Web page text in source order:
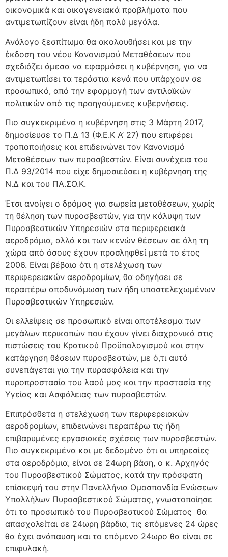
οικονομικά και οικογενειακά προβλήματα που
αντιμετωπίζουν είναι ήδη πολύ μεγάλα.
Ανάλογο ξεσπίτωμα θα ακολουθήσει και με την
έκδοση του νέου Κανονισμού Μεταθέσεων που
σχεδιάζει άμεσα να εφαρμόσει η κυβέρνηση, για να
αντιμετωπίσει τα τεράστια κενά που υπάρχουν σε
προσωπικό, από την εφαρμογή των αντιλαϊκών
πολιτικών από τις προηγούμενες κυβερνήσεις.
Πιο συγκεκριμένα η κυβέρνηση στις 3 Μάρτη 2017,
δημοσίευσε το Π.Δ 13 (Φ.Ε.Κ Α’ 27) που επιφέρει
τροποποιήσεις και επιδεινώνει τον Κανονισμό
Μεταθέσεων των πυροσβεστών. Είναι συνέχεια του
Π.Δ 93/2014 που είχε δημοσιεύσει η κυβέρνηση της
Ν.Δ και του ΠΑ.ΣΟ.Κ.
Έτσι ανοίγει ο δρόμος για σωρεία μεταθέσεων, χωρίς
τη θέληση των πυροσβεστών, για την κάλυψη των
Πυροσβεστικών Υπηρεσιών στα περιφερειακά
αεροδρόμια, αλλά και των κενών θέσεων σε όλη τη
χώρα από όσους έχουν προσληφθεί μετά το έτος
2006. Είναι βέβαιο ότι η στελέχωση των
περιφερειακών αεροδρομίων, θα οδηγήσει σε
περαιτέρω αποδυνάμωση των ήδη υποστελεχωμένων
Πυροσβεστικών Υπηρεσιών.
Οι ελλείψεις σε προσωπικό είναι αποτέλεσμα των
μεγάλων περικοπών που έχουν γίνει διαχρονικά στις
πιστώσεις του Κρατικού Προϋπολογισμού και στην
κατάργηση θέσεων πυροσβεστών, με ό,τι αυτό
συνεπάγεται για την πυρασφάλεια και την
πυροπροστασία του λαού μας και την προστασία της
Υγείας και Ασφάλειας των πυροσβεστών.
Επιπρόσθετα η στελέχωση των περιφερειακών
αεροδρομίων, επιδεινώνει περαιτέρω τις ήδη
επιβαρυμένες εργασιακές σχέσεις των πυροσβεστών.
Πιο συγκεκριμένα και με δεδομένο ότι οι υπηρεσίες
στα αεροδρόμια, είναι σε 24ωρη βάση, ο κ. Αρχηγός
του Πυροσβεστικού Σώματος, κατά την πρόσφατη
επίσκεψή του στην Πανελλήνια Ομοσπονδία Ενώσεων
Υπαλλήλων Πυροσβεστικού Σώματος, γνωστοποίησε
ότι το προσωπικό του Πυροσβεστικού Σώματος θα
απασχολείται σε 24ωρη βάρδια, τις επόμενες 24 ώρες
θα έχει ανάπαυση και το επόμενο 24ωρο θα είναι σε
επιφυλακή.